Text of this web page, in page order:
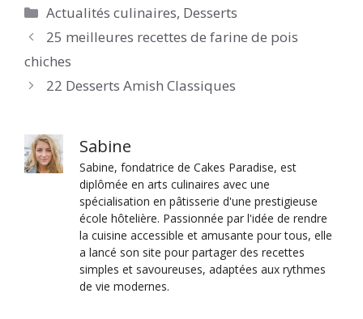
Catégories
Actualités culinaires, Desserts
25 meilleures recettes de farine de pois
chiches
22 Desserts Amish Classiques
Sabine
Sabine, fondatrice de Cakes Paradise, est
diplômée en arts culinaires avec une
spécialisation en pâtisserie d'une prestigieuse
école hôtelière. Passionnée par l'idée de rendre
la cuisine accessible et amusante pour tous, elle
a lancé son site pour partager des recettes
simples et savoureuses, adaptées aux rythmes
de vie modernes.